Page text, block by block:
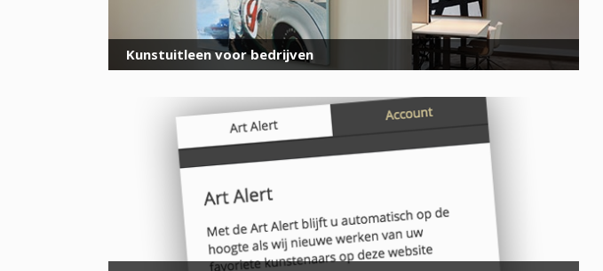
Kunstuitleen voor bedrijven